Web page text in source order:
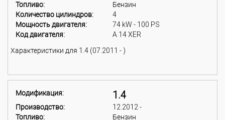
Топливо:
Бензин
Количество цилиндров:
4
Мощность двигателя:
74 kW - 100 PS
Код двигателя:
A 14 XER
Характеристики для 1.4 (07.2011 - )
Модификация: 1.4
Производство:
12.2012 -
Топливо:
Бензин